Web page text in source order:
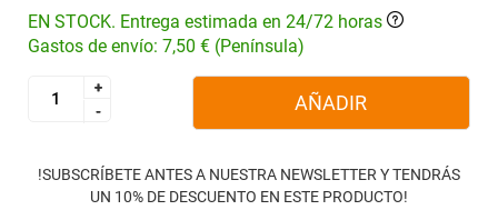
EN STOCK. Entrega estimada en 24/72 horas
Gastos de envío: 7,50 € (Península)
+
-
+
-
AÑADIR
!SUBSCRÍBETE ANTES A NUESTRA NEWSLETTER Y TENDRÁS
UN 10% DE DESCUENTO EN ESTE PRODUCTO!